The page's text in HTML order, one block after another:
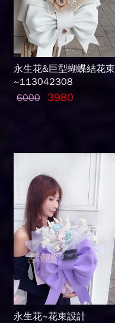
永生花&巨型蝴蝶結花束
~113042308
6000 3980
永生花~花束設計